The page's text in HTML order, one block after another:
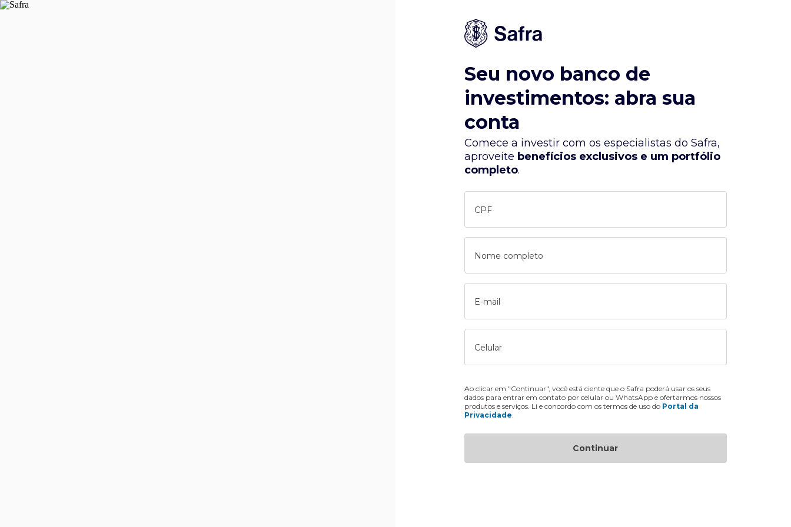
Seu novo banco de
investimentos: abra sua
conta
Comece a investir com os especialistas do Safra,
aproveite benefícios exclusivos e um portfólio
completo.
CPF
Nome completo
E-mail
Celular
Ao clicar em "Continuar", você está ciente que o Safra poderá usar os seus
dados para entrar em contato por celular ou WhatsApp e ofertarmos nossos
produtos e serviços. Li e concordo com os termos de uso do Portal da
Privacidade
Continuar